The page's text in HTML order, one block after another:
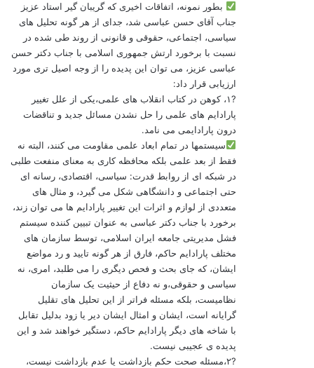
بطور نمونه، اتفاقات اخیری که گریبان گیر استاد عزیز
جناب آقای حسن عباسی شد، جدای از هر گونه تحلیل های
سیاسی، اجتماعی، حقوقی و قانونی از روند طی شده در
نسبت با برخورد ارتش جمهوری اسلامی با جناب دکتر حسن
عباسی عزیز، می توان این پدیده را از وجه اصیل تری مورد
ارزیابی قرار داد:
?۱، کوهن در کتاب انقلاب های علمی،یکی از علل تغییر
پارادایم های علمی را حل نشدن مسائل جدید و تناقضات
درون پارادایمی می نامد.
سیستمها در تمام ابعاد علمی مقاومت می کنند، البته نه
فقط از بعد علمی بلکه محافظه کاری به معنای منفعت طلبی
در شبکه ای از روابط قدرت: سیاسی، اقتصادی، رسانه ای
حتی اجتماعی و دانشگاهی شکل می گیرد، و مثال های
متعددی از لوازم و اثرات این تغییر پارادایم ها می توان زند،
برخورد با جناب دکتر عباسی به عنوان تبیین کننده سیستم
فشل مدیریتی جامعه ایران اسلامی، توسط سازمان های
مختلف پارادایم حاکم، فارق از هر گونه تایید و رد مواضع
ایشان، که جای بحث و فحص دیگری را می طلبد، امری، نه
سیاسی و حقوقی،و نه دفاع از حیثیت یک سازمان
نظامیست، بلکه مسئله فراتر از این تحلیل های تقلیل
گرایانه است، ایشان و امثال ایشان دیر یا زود بدلیل تقابل
با شاخه های دیگر پارادایم حاکم، دستگیر خواهند شد و این
پدیده ی عجیبی نیست.
?۲،مسئله صحت حکم بازداشت یا عدم بازداشت نیست،